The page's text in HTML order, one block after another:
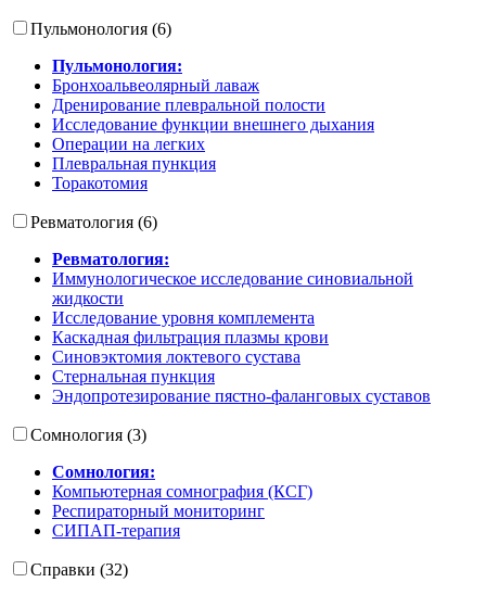
Пульмонология (6)
Пульмонология:
Бронхоальвеолярный лаваж
Дренирование плевральной полости
Исследование функции внешнего дыхания
Операции на легких
Плевральная пункция
Торакотомия
Ревматология (6)
Ревматология:
Иммунологическое исследование синовиальной
жидкости
Исследование уровня комплемента
Каскадная фильтрация плазмы крови
Синовэктомия локтевого сустава
Стернальная пункция
Эндопротезирование пястно-фаланговых суставов
Сомнология (3)
Сомнология:
Компьютерная сомнография (КСГ)
Респираторный мониторинг
СИПАП-терапия
Справки (32)